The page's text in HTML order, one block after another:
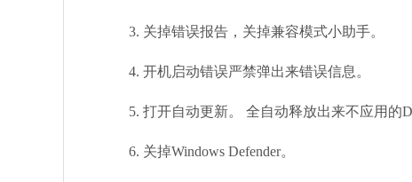
3. 关掉错误报告，关掉兼容模式小助手。
4. 开机启动错误严禁弹出来错误信息。
5. 打开自动更新。 全自动释放出来不应用的
6. 关掉Windows Defender。